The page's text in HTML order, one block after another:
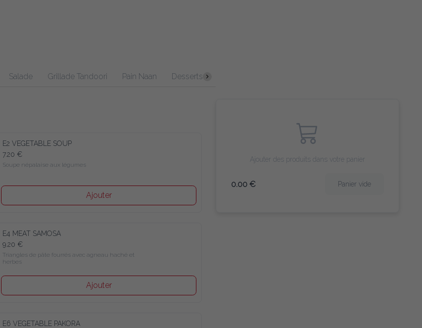
Salade Grillade Tandoori Pain Naan Desserts
E2 VEGETABLE SOUP
7.20 €
Soupe népalaise aux légumes
Ajouter
E4 MEAT SAMOSA
9.20 €
Triangles de pâte fourrés avec agneau haché et
herbes
Ajouter
E6 VEGETABLE PAKORA
Ajouter des produits dans votre panier
0.00 € Panier vide